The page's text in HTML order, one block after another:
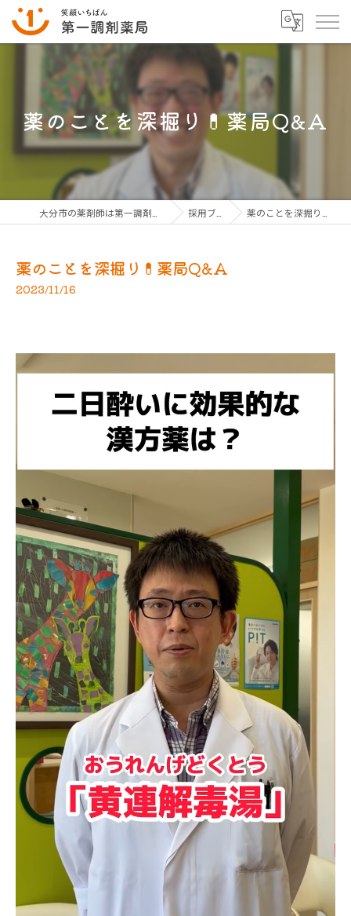
薬のことを深掘り💊薬局Q&A
採用ブログ 薬のことを深掘り💊薬局Q&A
薬のことを深掘り💊薬局Q&A
2023/11/16